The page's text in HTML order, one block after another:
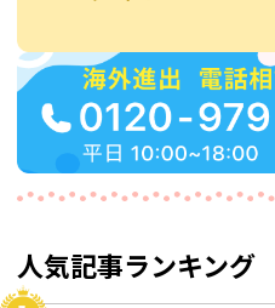
人気記事ランキング